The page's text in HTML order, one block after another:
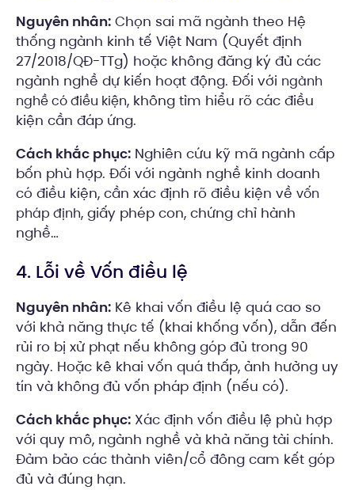
Nguyên nhân: Chọn sai mã ngành theo Hệ
thống ngành kinh tế Việt Nam (Quyết định
27/2018/QĐ-TTg) hoặc không đăng ký đủ các
ngành nghề dự kiến hoạt động. Đối với ngành
nghề có điều kiện, không tìm hiểu rõ các điều
kiện cần đáp ứng.
Cách khắc phục: Nghiên cứu kỹ mã ngành cấp
bốn phù hợp. Đối với ngành nghề kinh doanh
có điều kiện, cần xác định rõ điều kiện về vốn
pháp định, giấy phép con, chứng chỉ hành
nghề…
4. Lỗi về Vốn điều lệ
Nguyên nhân: Kê khai vốn điều lệ quá cao so
với khả năng thực tế (khai khống vốn), dẫn đến
rủi ro bị xử phạt nếu không góp đủ trong 90
ngày. Hoặc kê khai vốn quá thấp, ảnh hưởng uy
tín và không đủ vốn pháp định (nếu có).
Cách khắc phục: Xác định vốn điều lệ phù hợp
với quy mô, ngành nghề và khả năng tài chính.
Đảm bảo các thành viên/cổ đông cam kết góp
đủ và đúng hạn.